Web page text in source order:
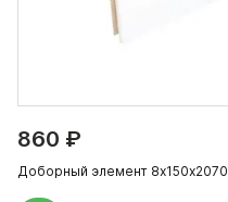
860 ₽
Доборный элемент 8х150х2070